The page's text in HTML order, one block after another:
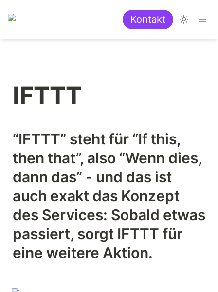
Kontakt
IFTTT
“IFTTT” steht für “If this,
then that”, also “Wenn dies,
dann das” - und das ist
auch exakt das Konzept
des Services: Sobald etwas
passiert, sorgt IFTTT für
eine weitere Aktion.